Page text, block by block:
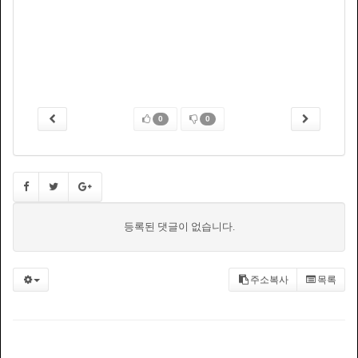
0 0
등록된 댓글이 없습니다.
주소복사 목록